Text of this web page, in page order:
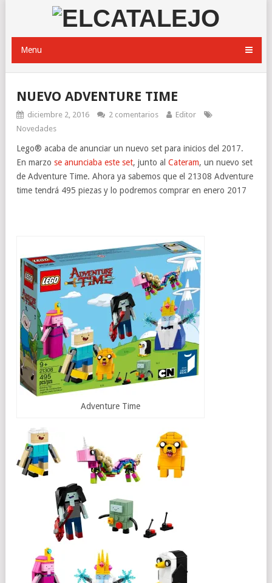
Menu
NUEVO ADVENTURE TIME
diciembre 2, 2016 2 comentarios
Editor
Novedades
Lego® acaba de anunciar un nuevo set para inicios del 2017.
En marzo se anunciaba este set, junto al Cateram, un nuevo set
de Adventure Time. Ahora ya sabemos que el 21308 Adventure
time tendrá 495 piezas y lo podremos comprar en enero 2017
Adventure Time